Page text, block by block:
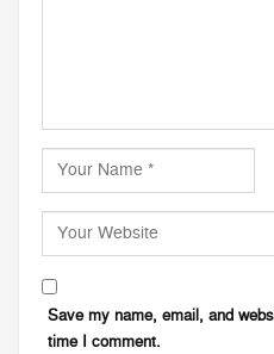
Save my name, email, and
time I comment.